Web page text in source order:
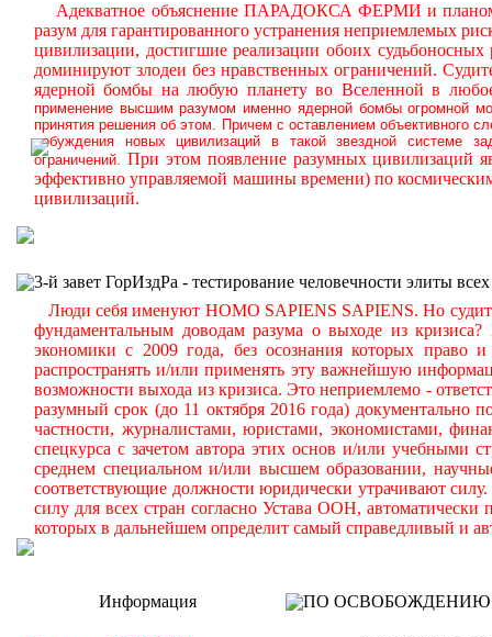
Адекватное объяснение ПАРАДОКСА ФЕРМИ и
разум для гарантированного устранения неприемлемых
цивилизации, достигшие реализации обоих
доминируют злодеи без нравственных ограничений.
ядерной бомбы на любую планету во Вселенной в
применение высшим разумом именно ядерной бомбы огромной
принятия решения об этом. Причем с оставлением объективного
побуждения новых цивилизаций в такой звездной системе
ограничений. При этом появление разумных цивилизаций
эффективно управляемой машины времени) по
цивилизаций.
3-й завет ГорИздРа - тестирование человечности элиты
Люди себя именуют HOMO SAPIENS SAPIENS. Но
фундаментальным доводам разума о выходе из
экономики с 2009 года, без осознания которых право
распространять и/или применять эту важнейшую
возможности выхода из кризиса. Это неприемлемо -
разумный срок (до 11 октября 2016 года)
частности, журналистами, юристами, экономистами,
спецкурса с зачетом автора этих основ и/или учебными
среднем специальном и/или высшем образовании,
соответствующие должности юридически утрачивают
силу для всех стран согласно Устава ООН,
которых в дальнейшем определит самый справедливый и
Информация ПО ОСВОБОЖДЕНИЮ